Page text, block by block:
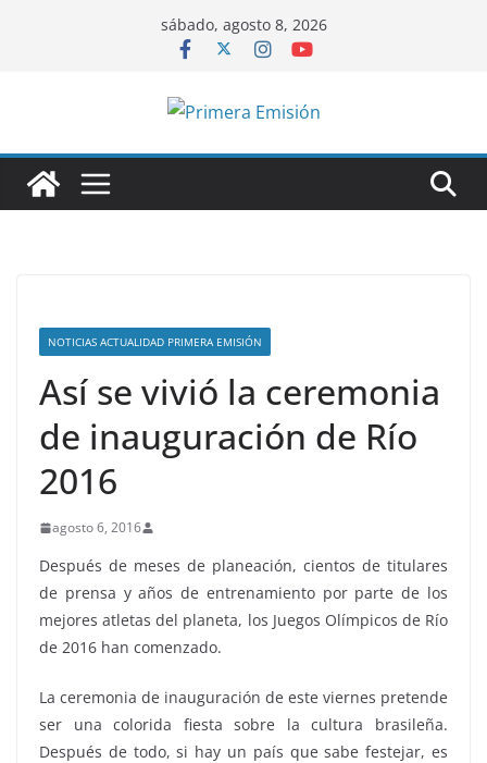
sábado, agosto 8, 2026
NOTICIAS ACTUALIDAD PRIMERA EMISIÓN
Así se vivió la ceremonia
de inauguración de Río
2016
agosto 6, 2016
Después de meses de planeación, cientos de titulares
de prensa y años de entrenamiento por parte de los
mejores atletas del planeta, los Juegos Olímpicos de Río
de 2016 han comenzado.
La ceremonia de inauguración de este viernes pretende
ser una colorida fiesta sobre la cultura brasileña.
Después de todo, si hay un país que sabe festejar, es